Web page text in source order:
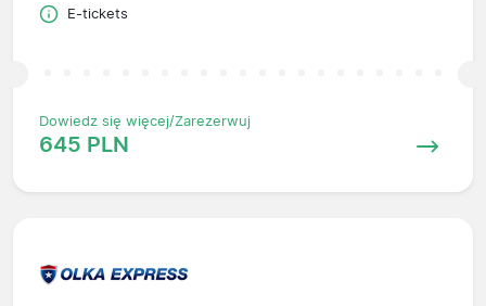
E-tickets
Dowiedz się więcej/Zarezerwuj
645 PLN